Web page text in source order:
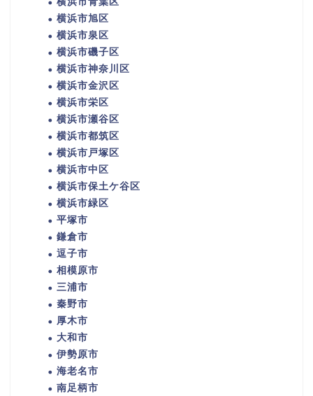
横浜市旭区
横浜市泉区
横浜市磯子区
横浜市神奈川区
横浜市金沢区
横浜市栄区
横浜市瀬谷区
横浜市都筑区
横浜市戸塚区
横浜市中区
横浜市保土ケ谷区
横浜市緑区
平塚市
鎌倉市
逗子市
相模原市
三浦市
秦野市
厚木市
大和市
伊勢原市
海老名市
南足柄市